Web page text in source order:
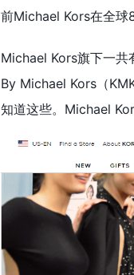
前Michael Kors在全球
Michael Kors旗下一
By Michael Kors（
知道这些。Michael